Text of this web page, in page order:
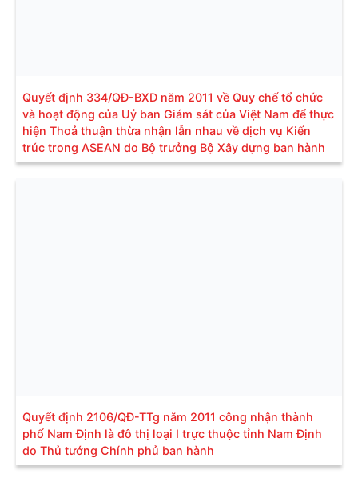
Quyết định 334/QĐ-BXD năm 2011 về Quy chế tổ chức
và hoạt động của Uỷ ban Giám sát của Việt Nam để thực
hiện Thoả thuận thừa nhận lẫn nhau về dịch vụ Kiến
trúc trong ASEAN do Bộ trưởng Bộ Xây dựng ban hành
Quyết định 2106/QĐ-TTg năm 2011 công nhận thành
phố Nam Định là đô thị loại I trực thuộc tỉnh Nam Định
do Thủ tướng Chính phủ ban hành